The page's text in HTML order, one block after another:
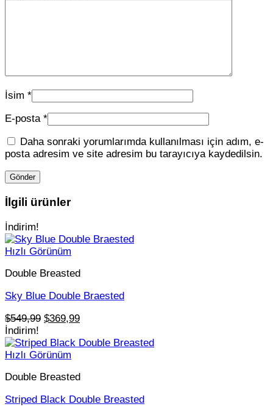
İsim *
E-posta *
Daha sonraki yorumlarımda kullanılması için adım, e-
posta adresim ve site adresim bu tarayıcıya kaydedilsin.
İlgili ürünler
İndirim!
Hızlı Görünüm
Double Breasted
Sky Blue Double Braested
$549,99 Orijinal
$549,99.
$369,99Şu
fiyat:
İndirim!
Hızlı Görünüm
Double Breasted
Striped Black Double Breasted